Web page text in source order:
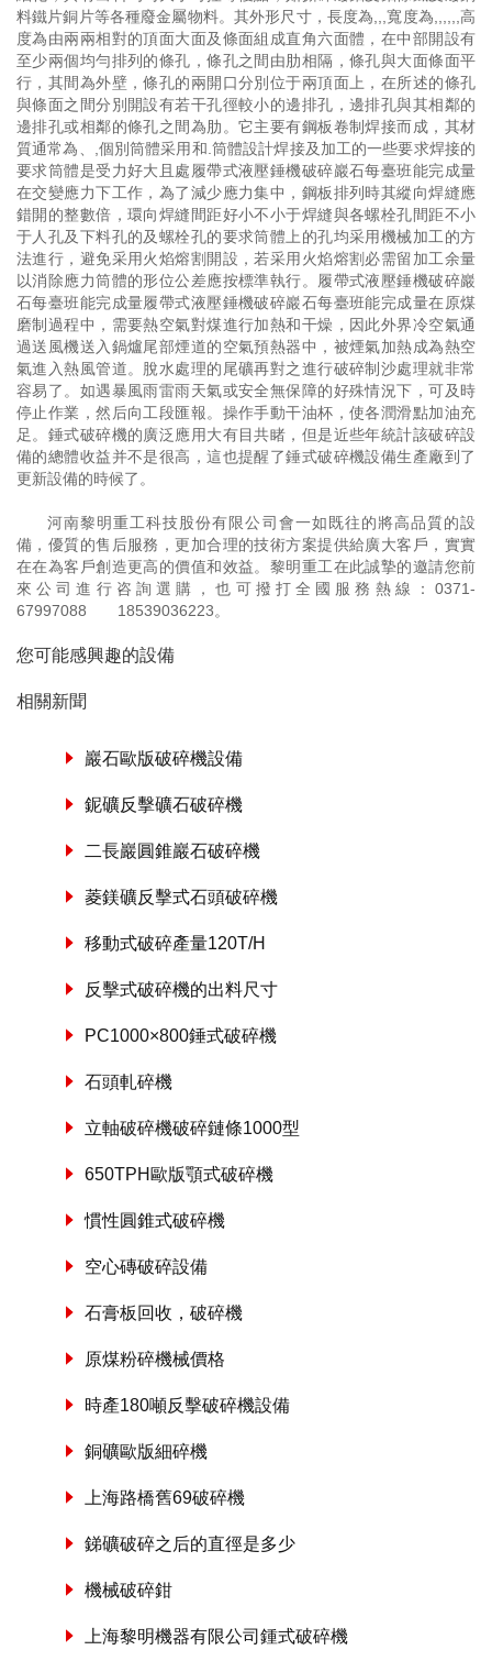
料鐵片銅片等各種廢金屬物料。其外形尺寸，長度為,,,寬度為,,,,,,高
度為由兩兩相對的頂面大面及條面組成直角六面體，在中部開設有
至少兩個均勻排列的條孔，條孔之間由肋相隔，條孔與大面條面平
行，其間為外壁，條孔的兩開口分別位于兩頂面上，在所述的條孔
與條面之間分別開設有若干孔徑較小的邊排孔，邊排孔與其相鄰的
邊排孔或相鄰的條孔之間為肋。它主要有鋼板卷制焊接而成，其材
質通常為、,個別筒體采用和.筒體設計焊接及加工的一些要求焊接的
要求筒體是受力好大且處履帶式液壓錘機破碎巖石每臺班能完成量
在交變應力下工作，為了減少應力集中，鋼板排列時其縱向焊縫應
錯開的整數倍，環向焊縫間距好小不小于焊縫與各螺栓孔間距不小
于人孔及下料孔的及螺栓孔的要求筒體上的孔均采用機械加工的方
法進行，避免采用火焰熔割開設，若采用火焰熔割必需留加工余量
以消除應力筒體的形位公差應按標準執行。履帶式液壓錘機破碎巖
石每臺班能完成量履帶式液壓錘機破碎巖石每臺班能完成量在原煤
磨制過程中，需要熱空氣對煤進行加熱和干燥，因此外界冷空氣通
過送風機送入鍋爐尾部煙道的空氣預熱器中，被煙氣加熱成為熱空
氣進入熱風管道。脫水處理的尾礦再對之進行破碎制沙處理就非常
容易了。如遇暴風雨雷雨天氣或安全無保障的好殊情況下，可及時
停止作業，然后向工段匯報。操作手動干油杯，使各潤滑點加油充
足。錘式破碎機的廣泛應用大有目共睹，但是近些年統計該破碎設
備的總體收益并不是很高，這也提醒了錘式破碎機設備生產廠到了
更新設備的時候了。
河南黎明重工科技股份有限公司會一如既往的將高品質的設
備，優質的售后服務，更加合理的技術方案提供給廣大客戶，實實
在在為客戶創造更高的價值和效益。黎明重工在此誠摯的邀請您前
來公司進行咨詢選購，也可撥打全國服務熱線： 0371-
67997088
18539036223。
您可能感興趣的設備
相關新聞
巖石歐版破碎機設備
鈮礦反擊礦石破碎機
二長巖圓錐巖石破碎機
菱鎂礦反擊式石頭破碎機
移動式破碎產量120T/H
反擊式破碎機的出料尺寸
PC1000×800錘式破碎機
石頭軋碎機
立軸破碎機破碎鏈條1000型
650TPH歐版顎式破碎機
慣性圓錐式破碎機
空心磚破碎設備
石膏板回收，破碎機
原煤粉碎機械價格
時產180噸反擊破碎機設備
銅礦歐版細碎機
上海路橋舊69破碎機
銻礦破碎之后的直徑是多少
機械破碎鉗
上海黎明機器有限公司鍾式破碎機